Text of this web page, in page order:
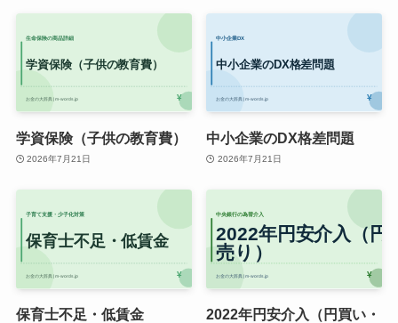
学資保険（子供の教育費）
2026年7月21日
中小企業のDX格差問題
2026年7月21日
保育士不足・低賃金
2022年円安介入（円買い・